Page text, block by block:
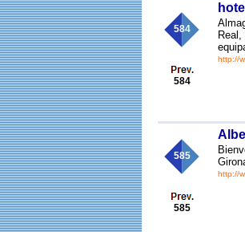
584
584
http://
585
585
http://